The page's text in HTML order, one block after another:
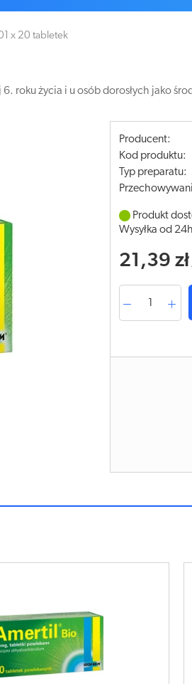
x 20 tabletek
roku życia i u osób dorosłych jako
Producent:
Kod produktu:
Typ preparatu:
Produkt
Wysyłka od
21,39 zł